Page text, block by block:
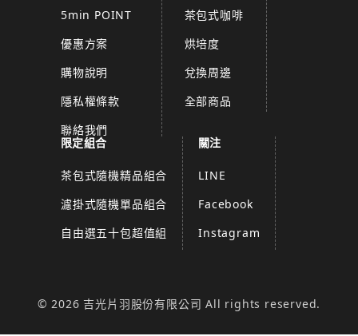
5min POINT
優惠方案
購物說明
隱私權條款
聯絡我們
茶包式咖啡
烘培度
兌換周邊
全部商品
限定組合
茶包式隨機精品組合
濾掛式隨機單品組合
自由選五十包超值組
關注
LINE
Facebook
Instagram
© 2026 吉光片羽股份有限公司 All rights reserved.